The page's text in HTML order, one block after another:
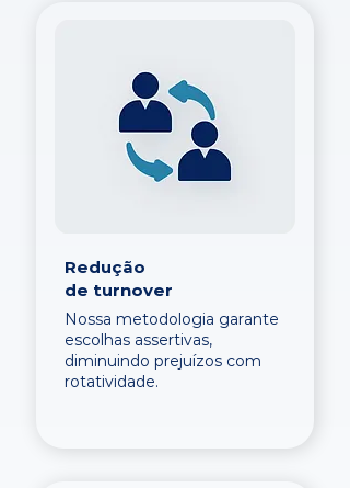
Redução
de turnover
Nossa metodologia garante
escolhas assertivas,
diminuindo prejuízos com
rotatividade.